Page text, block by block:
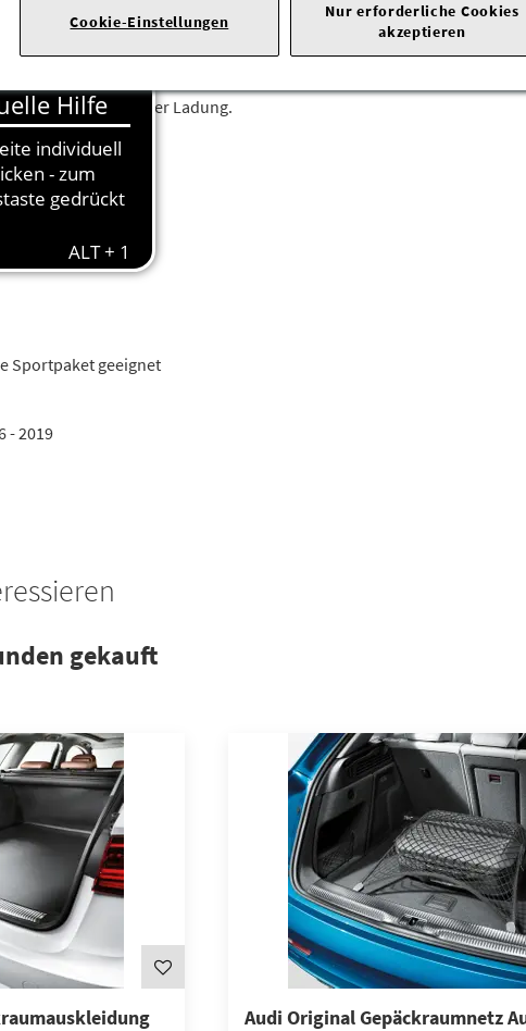
und vermindert das Verrutschen von Transportgut.
mit einem umlaufenden Rand schützt vor Verunreinigung und
das Verrutschen der Ladung.
Sportpaket geeignet
- 2019
gekauft
Audi Original Gepäckraumnetz
Cookie-Einstellungen
Nur erforderliche Cookies
akzeptieren